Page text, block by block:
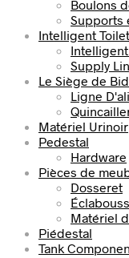
Boulons
Supports
Intelligent Toilet
Supply
Le Siège de
Ligne
Matériel Urinoir
Pedestal
Hardware
Pièces de
Dosseret
Matériel
Piédestal
Tank